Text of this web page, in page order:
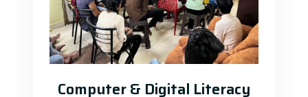
Computer & Digital Literacy